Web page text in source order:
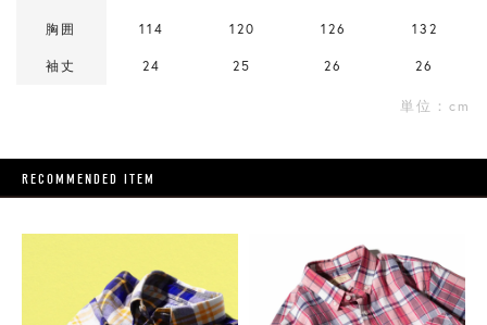
胸囲 114 120 126 132
袖丈 24 25 26 26
単位：cm
RECOMMENDED ITEM